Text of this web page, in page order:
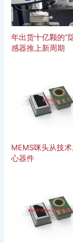
年出货十亿颗的”
感器推上新周期
MEMS咪头从技
心器件